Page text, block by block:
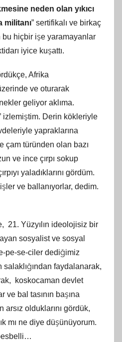
neden olan yıkıcı
militanı” sertifikalı ve birkaç
bu hiçbir işe yaramayanlar
iyice kuşattı.
Afrika
ve oturarak
geliyor aklıma.
izlemiştim. Derin kökleriyle
yapraklarına
çam türünden olan bazı
ve ince çırpı sokup
yaladıklarını gördüm.
ve ballanıyorlar, dedim.
21. Yüzyılın ideolojisiz bir
sosyalist ve sosyal
pe-se-ciler dediğimiz
faydalanarak,
koskocaman devlet
ve bal tasının başına
arsız olduklarını gördük,
mı ne diye düşünüyorum.